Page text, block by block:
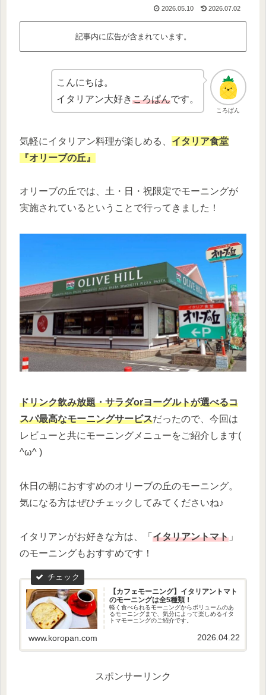
2026.05.10 2026.07.02
記事内に広告が含まれています。
ころぱん
こんにちは。
イタリアン大好きころぱんです。
気軽にイタリアン料理が楽しめる、 イタリア食堂
『オリーブの丘』
オリーブの丘では、土・日・祝限定でモーニングが
実施されているということで行ってきました！
ドリンク飲み放題・サラダorヨーグルトが選べるコ
スパ最高なモーニングサービスだったので、今回は
レビューと共にモーニングメニューをご紹介します(
^ω^ )
休日の朝におすすめのオリーブの丘のモーニング。
気になる方はぜひチェックしてみてくださいね♪
イタリアンがお好きな方は、「 イタリアントマト 」
のモーニングもおすすめです！
【カフェモーニング】イタリアントマト
のモーニングは全5種類！
軽く食べられるモーニングからボリュームのあ
るモーニングまで、気分によって楽しめるイタ
トマモーニングのご紹介です。
www.koropan.com 2026.04.22
スポンサーリンク